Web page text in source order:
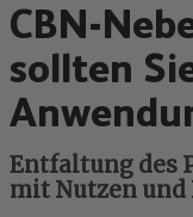
CBN-
sollten
Entfaltung des
mit Nutzen